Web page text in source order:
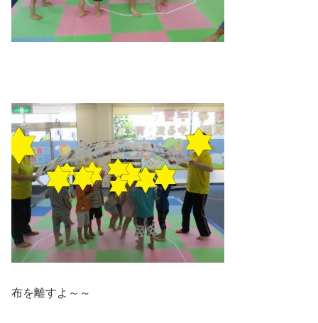
布を離すよ～～